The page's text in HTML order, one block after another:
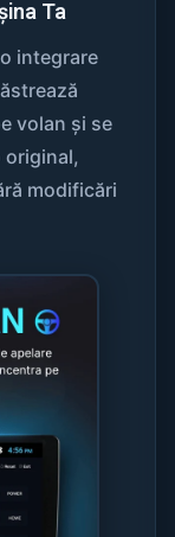
Ta
integrare
volan și se
original,
modificări